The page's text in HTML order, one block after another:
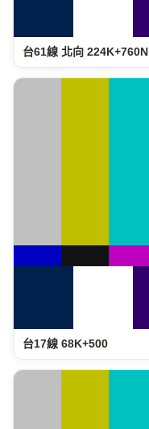
台61線 北向 224K+760N
台17線 68K+500